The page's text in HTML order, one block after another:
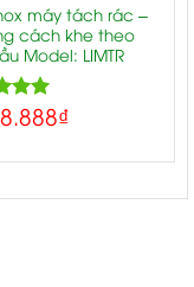
máy tách rác –
cách khe theo
Model: LIMTR
5.00
5
₫